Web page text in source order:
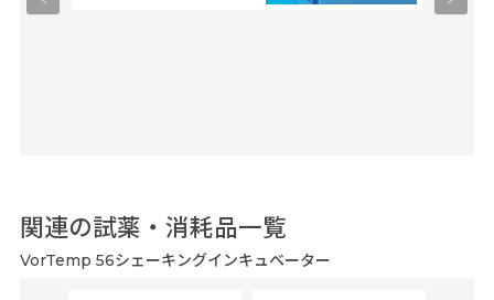
関連の試薬・消耗品一覧
VorTemp 56シェーキングインキュベーター